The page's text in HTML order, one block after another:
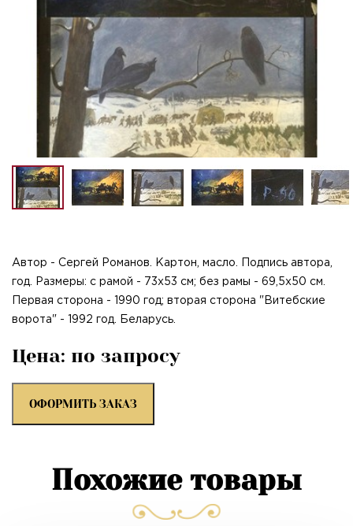
Автор - Сергей Романов. Картон, масло. Подпись автора,
год. Размеры: с рамой - 73x53 см; без рамы - 69,5x50 см.
Первая сторона - 1990 год; вторая сторона "Витебские
ворота" - 1992 год. Беларусь.
Цена: по запросу
ОФОРМИТЬ ЗАКАЗ
Похожие товары